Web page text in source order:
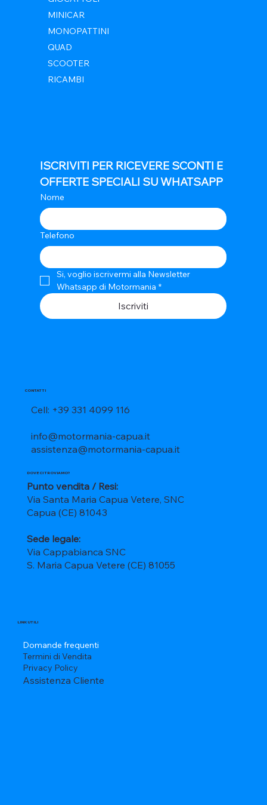
MINICAR
MONOPATTINI
QUAD
SCOOTER
RICAMBI
CONTATTI
Cell: +39 331 4099 116
info@motormania-capua.it
assistenza@motormania-capua.it
DOVE CI TROVIAMO?
Punto vendita / Resi:
Via Santa Maria Capua Vetere, SNC
Capua (CE) 81043
Sede legale:
Via Cappabianca SNC
S. Maria Capua Vetere (CE) 81055
LINK UTILI
Domande frequenti
Termini di Vendita
Privacy Policy
Assistenza Cliente
ISCRIVITI PER RICEVERE SCONTI E
OFFERTE SPECIALI SU WHATSAPP
Nome
Telefono
Si, voglio iscrivermi alla Newsletter
Whatsapp di Motormania *
Iscriviti